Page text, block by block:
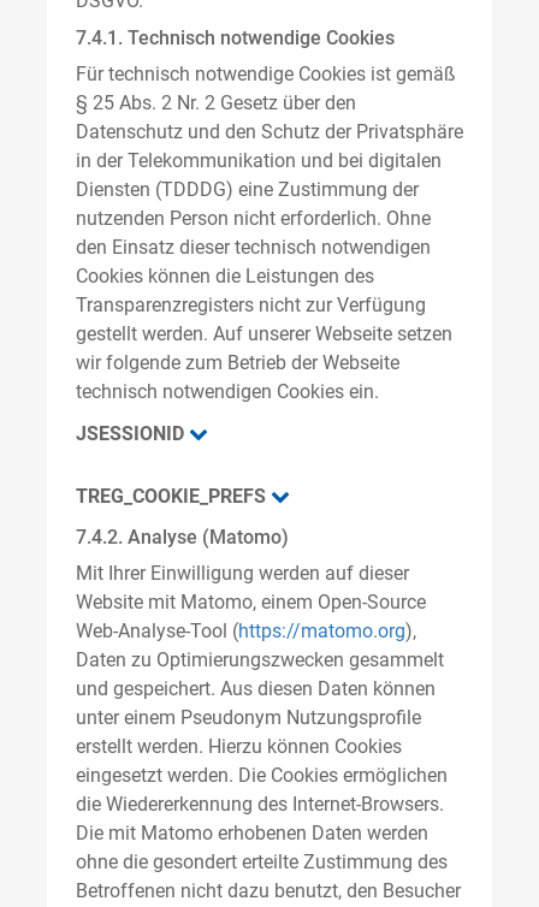
7.4.1. Technisch notwendige Cookies
Für technisch notwendige Cookies ist gemäß
§ 25 Abs. 2 Nr. 2 Gesetz über den
Datenschutz und den Schutz der Privatsphäre
in der Telekommunikation und bei digitalen
Diensten (TDDDG) eine Zustimmung der
nutzenden Person nicht erforderlich. Ohne
den Einsatz dieser technisch notwendigen
Cookies können die Leistungen des
Transparenzregisters nicht zur Verfügung
gestellt werden. Auf unserer Webseite setzen
wir folgende zum Betrieb der Webseite
technisch notwendigen Cookies ein.
JSESSIONID
TREG_COOKIE_PREFS
7.4.2. Analyse (Matomo)
Mit Ihrer Einwilligung werden auf dieser
Website mit Matomo, einem Open-Source
Web-Analyse-Tool (https://matomo.org),
Daten zu Optimierungszwecken gesammelt
und gespeichert. Aus diesen Daten können
unter einem Pseudonym Nutzungsprofile
erstellt werden. Hierzu können Cookies
eingesetzt werden. Die Cookies ermöglichen
die Wiedererkennung des Internet-Browsers.
Die mit Matomo erhobenen Daten werden
ohne die gesondert erteilte Zustimmung des
Betroffenen nicht dazu benutzt, den Besucher